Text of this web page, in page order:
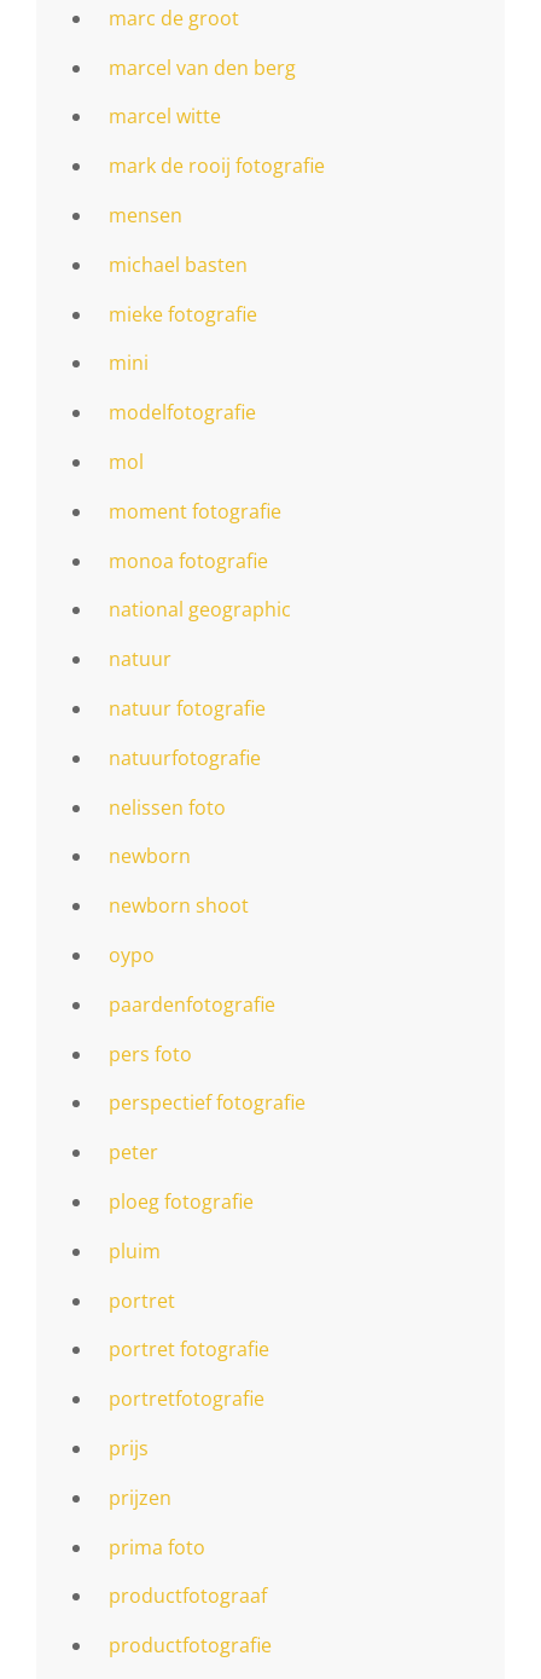
marc de groot
marcel van den berg
marcel witte
mark de rooij fotografie
mensen
michael basten
mieke fotografie
mini
modelfotografie
mol
moment fotografie
monoa fotografie
national geographic
natuur
natuur fotografie
natuurfotografie
nelissen foto
newborn
newborn shoot
oypo
paardenfotografie
pers foto
perspectief fotografie
peter
ploeg fotografie
pluim
portret
portret fotografie
portretfotografie
prijs
prijzen
prima foto
productfotograaf
productfotografie